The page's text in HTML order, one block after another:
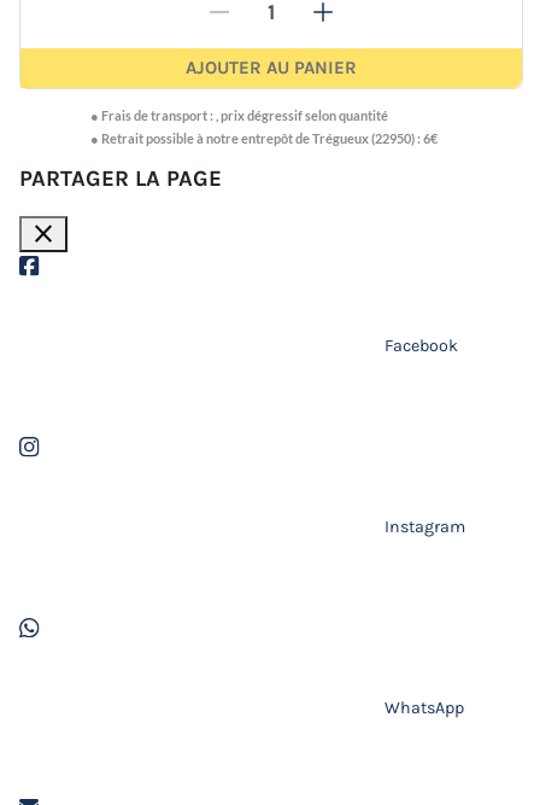
- +
AJOUTER AU PANIER
● Frais de transport : prix dégressif selon quantité
● Retrait possible à notre entrepôt de Trégueux (22950) : 6€
PARTAGER LA PAGE
close
Facebook
Instagram
WhatsApp